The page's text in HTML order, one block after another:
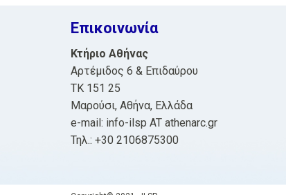
Επικοινωνία
Κτήριο Αθήνας
Αρτέμιδος 6 & Επιδαύρου
ΤΚ 151 25
Μαρούσι, Αθήνα, Ελλάδα
e-mail: info-ilsp AT athenarc.gr
Τηλ.: +30 2106875300